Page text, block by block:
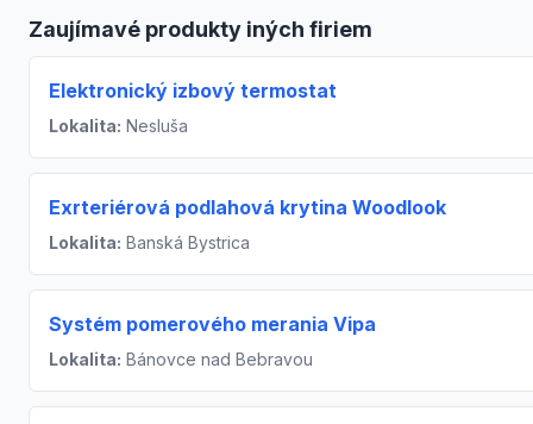
Zaujímavé produkty iných firiem
Elektronický izbový termostat
Lokalita: Nesluša
Exrteriérová podlahová krytina Woodlook
Lokalita: Banská Bystrica
Systém pomerového merania Vipa
Lokalita: Bánovce nad Bebravou